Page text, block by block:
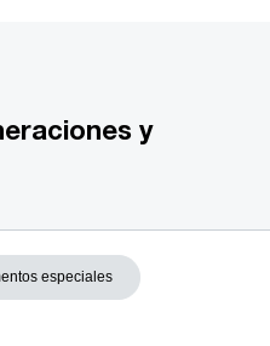
y
especiales